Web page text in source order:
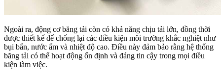
Ngoài ra, động cơ băng tải còn có khả năng chịu tải lớn, đồng thời
được thiết kế để chống lại các điều kiện môi trường khắc nghiệt như
bụi bẩn, nước ẩm và nhiệt độ cao. Điều này đảm bảo rằng hệ thống
băng tải có thể hoạt động ổn định và đáng tin cậy trong mọi điều
kiện làm việc.